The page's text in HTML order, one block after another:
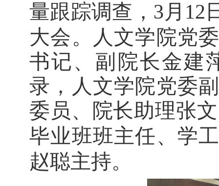
量跟踪调查 ， 3 月 12
大会。
人文学院党
书记、副院长金建
录，人文学院党委
委员、院长助理张文
毕业班班主任、 学
赵聪主持。